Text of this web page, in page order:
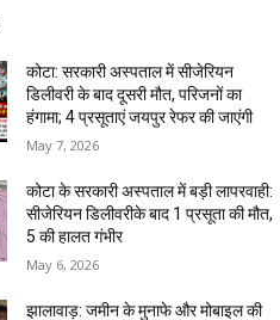
कोटा: सरकारी अस्पताल में सीजेरियन
डिलीवरी के बाद दूसरी मौत, परिजनों का
हंगामा; 4 प्रसूताएं जयपुर रेफर की जाएंगी
May 7, 2026
कोटा के सरकारी अस्पताल में बड़ी लापरवाही:
सीजेरियन डिलीवरीके बाद 1 प्रसूता की मौत,
5 की हालत गंभीर
May 6, 2026
झालावाड़: जमीन के मुनाफे और मोबाइल की